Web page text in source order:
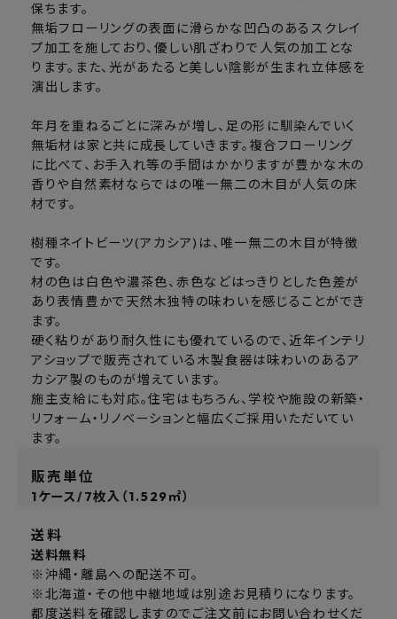
保ちます。
無垢フローリングの表面に滑らかな凹凸のあるスクレイ
プ加工を施しており、優しい肌ざわりで人気の加工とな
ります。また、光があたると美しい陰影が生まれ立体感を
演出します。
年月を重ねるごとに深みが増し、足の形に馴染んでいく
無垢材は家と共に成長していきます。複合フローリング
に比べて、お手入れ等の手間はかかりますが豊かな木の
香りや自然素材ならではの唯一無二の木目が人気の床
材です。
樹種ネイトビーツ(アカシア)は、唯一無二の木目が特徴
です。
材の色は白色や濃茶色、赤色などはっきりとした色差が
あり表情豊かで天然木独特の味わいを感じることができ
ます。
硬く粘りがあり耐久性にも優れているので、近年インテリ
アショップで販売されている木製食器は味わいのあるア
カシア製のものが増えています。
施主支給にも対応。住宅はもちろん、学校や施設の新築・
リフォーム・リノベーションと幅広くご採用いただいてい
ます。
販売単位
1ケース/7枚入（1.529㎡）
送料
送料無料
※沖縄・離島への配送不可。
※北海道・その他中継地域は別途お見積りになります。
都度送料を確認しますのでご注文前にお問い合わせくだ